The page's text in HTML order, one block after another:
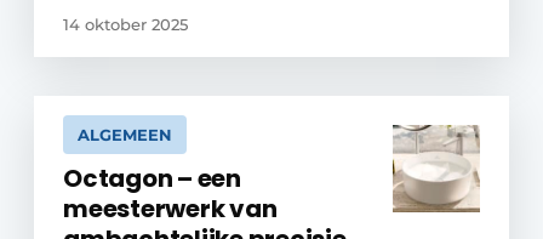
14 oktober 2025
ALGEMEEN
Octagon – een
meesterwerk van